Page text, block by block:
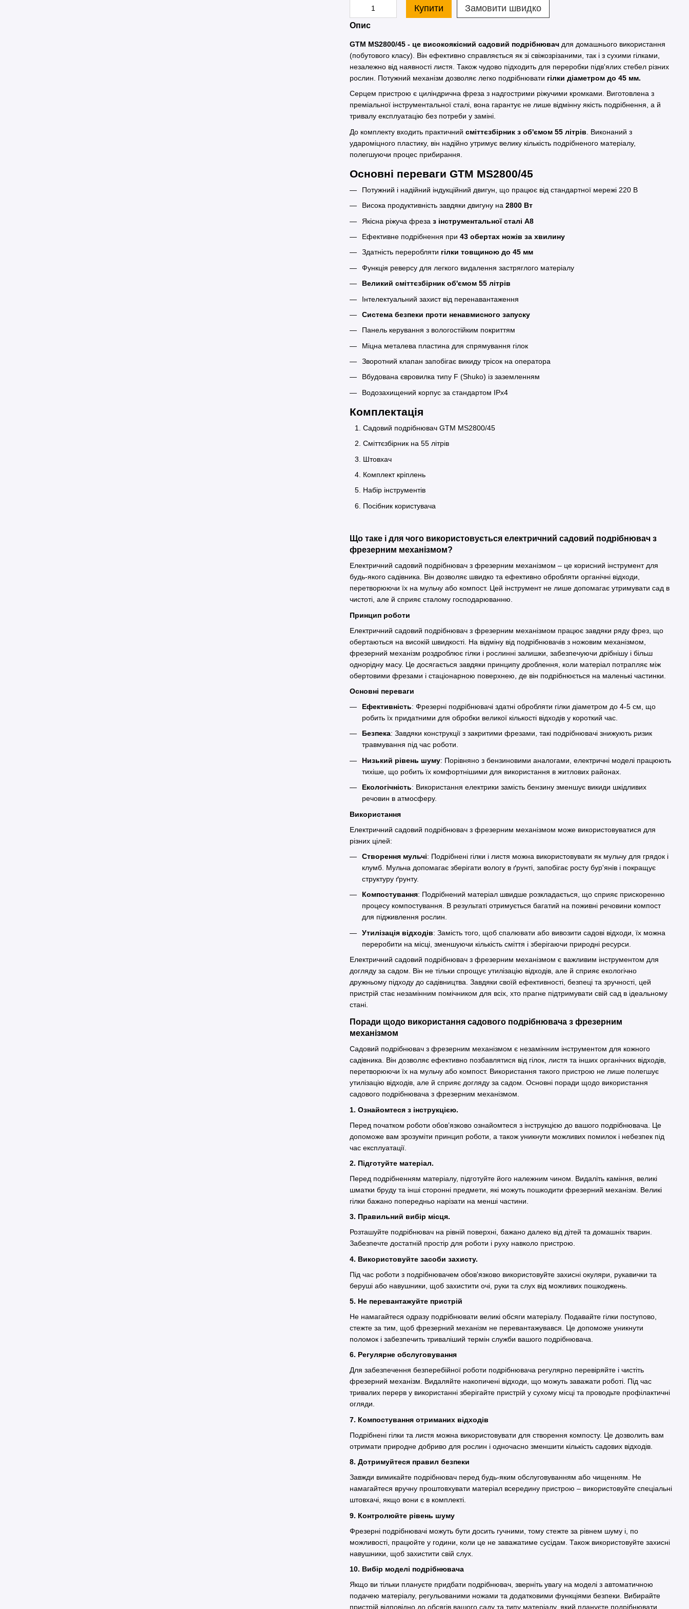
Купити Замовити швидко
Опис
GTM MS2800/45 - це високоякісний садовий подрібнювач для домашнього використання
(побутового класу). Він ефективно справляється як зі свіжозрізаними, так і з сухими гілками,
незалежно від наявності листя. Також чудово підходить для переробки підв'ялих стебел різних
рослин. Потужний механізм дозволяє легко подрібнювати гілки діаметром до 45 мм.
Серцем пристрою є циліндрична фреза з надгострими ріжучими кромками. Виготовлена з
преміальної інструментальної сталі, вона гарантує не лише відмінну якість подрібнення, а й
тривалу експлуатацію без потреби у заміні.
До комплекту входить практичний сміттєзбірник з об'ємом 55 літрів . Виконаний з
удароміцного пластику, він надійно утримує велику кількість подрібненого матеріалу,
полегшуючи процес прибирання.
Основні переваги GTM MS2800/45
Потужний і надійний індукційний двигун, що працює від стандартної мережі 220 В
Висока продуктивність завдяки двигуну на 2800 Вт
Якісна ріжуча фреза з інструментальної сталі A8
Ефективне подрібнення при 43 обертах ножів за хвилину
Здатність переробляти гілки товщиною до 45 мм
Функція реверсу для легкого видалення застряглого матеріалу
Великий сміттєзбірник об'ємом 55 літрів
Інтелектуальний захист від перенавантаження
Система безпеки проти ненавмисного запуску
Панель керування з вологостійким покриттям
Міцна металева пластина для спрямування гілок
Зворотний клапан запобігає викиду трісок на оператора
Вбудована євровилка типу F (Shuko) із заземленням
Водозахищений корпус за стандартом IPx4
Комплектація
Садовий подрібнювач GTM MS2800/45
Сміттєзбірник на 55 літрів
Штовхач
Комплект кріплень
Набір інструментів
Посібник користувача
Що таке і для чого використовується електричний садовий подрібнювач з
фрезерним механізмом?
Електричний садовий подрібнювач з фрезерним механізмом – це корисний інструмент для
будь-якого садівника. Він дозволяє швидко та ефективно обробляти органічні відходи,
перетворюючи їх на мульчу або компост. Цей інструмент не лише допомагає утримувати сад в
чистоті, але й сприяє сталому господарюванню.
Принцип роботи
Електричний садовий подрібнювач з фрезерним механізмом працює завдяки ряду фрез, що
обертаються на високій швидкості. На відміну від подрібнювачів з ножовим механізмом,
фрезерний механізм роздроблює гілки і рослинні залишки, забезпечуючи дрібнішу і більш
однорідну масу. Це досягається завдяки принципу дроблення, коли матеріал потрапляє між
обертовими фрезами і стаціонарною поверхнею, де він подрібнюється на маленькі частинки.
Основні переваги
Ефективність: Фрезерні подрібнювачі здатні обробляти гілки діаметром до 4-5 см, що
робить їх придатними для обробки великої кількості відходів у короткий час.
Безпека: Завдяки конструкції з закритими фрезами, такі подрібнювачі знижують ризик
травмування під час роботи.
Низький рівень шуму: Порівняно з бензиновими аналогами, електричні моделі працюють
тихіше, що робить їх комфортнішими для використання в житлових районах.
Екологічність: Використання електрики замість бензину зменшує викиди шкідливих
речовин в атмосферу.
Використання
Електричний садовий подрібнювач з фрезерним механізмом може використовуватися для
різних цілей:
Створення мульчі: Подрібнені гілки і листя можна використовувати як мульчу для грядок і
клумб. Мульча допомагає зберігати вологу в ґрунті, запобігає росту бур'янів і покращує
структуру ґрунту.
Компостування: Подрібнений матеріал швидше розкладається, що сприяє прискоренню
процесу компостування. В результаті отримується багатий на поживні речовини компост
для підживлення рослин.
Утилізація відходів: Замість того, щоб спалювати або вивозити садові відходи, їх можна
переробити на місці, зменшуючи кількість сміття і зберігаючи природні ресурси.
Електричний садовий подрібнювач з фрезерним механізмом є важливим інструментом для
догляду за садом. Він не тільки спрощує утилізацію відходів, але й сприяє екологічно
дружньому підходу до садівництва. Завдяки своїй ефективності, безпеці та зручності, цей
пристрій стає незамінним помічником для всіх, хто прагне підтримувати свій сад в ідеальному
стані.
Поради щодо використання садового подрібнювача з фрезерним
механізмом
Садовий подрібнювач з фрезерним механізмом є незамінним інструментом для кожного
садівника. Він дозволяє ефективно позбавлятися від гілок, листя та інших органічних відходів,
перетворюючи їх на мульчу або компост. Використання такого пристрою не лише полегшує
утилізацію відходів, але й сприяє догляду за садом. Основні поради щодо використання
садового подрібнювача з фрезерним механізмом.
1. Ознайомтеся з інструкцією.
Перед початком роботи обов’язково ознайомтеся з інструкцією до вашого подрібнювача. Це
допоможе вам зрозуміти принцип роботи, а також уникнути можливих помилок і небезпек під
час експлуатації.
2. Підготуйте матеріал.
Перед подрібненням матеріалу, підготуйте його належним чином. Видаліть каміння, великі
шматки бруду та інші сторонні предмети, які можуть пошкодити фрезерний механізм. Великі
гілки бажано попередньо нарізати на менші частини.
3. Правильний вибір місця.
Розташуйте подрібнювач на рівній поверхні, бажано далеко від дітей та домашніх тварин.
Забезпечте достатній простір для роботи і руху навколо пристрою.
4. Використовуйте засоби захисту.
Під час роботи з подрібнювачем обов'язково використовуйте захисні окуляри, рукавички та
беруші або навушники, щоб захистити очі, руки та слух від можливих пошкоджень.
5. Не перевантажуйте пристрій
Не намагайтеся одразу подрібнювати великі обсяги матеріалу. Подавайте гілки поступово,
стежте за тим, щоб фрезерний механізм не перевантажувався. Це допоможе уникнути
поломок і забезпечить триваліший термін служби вашого подрібнювача.
6. Регулярне обслуговування
Для забезпечення безперебійної роботи подрібнювача регулярно перевіряйте і чистіть
фрезерний механізм. Видаляйте накопичені відходи, що можуть заважати роботі. Під час
тривалих перерв у використанні зберігайте пристрій у сухому місці та проводьте профілактичні
огляди.
7. Компостування отриманих відходів
Подрібнені гілки та листя можна використовувати для створення компосту. Це дозволить вам
отримати природне добриво для рослин і одночасно зменшити кількість садових відходів.
8. Дотримуйтеся правил безпеки
Завжди вимикайте подрібнювач перед будь-яким обслуговуванням або чищенням. Не
намагайтеся вручну проштовхувати матеріал всередину пристрою – використовуйте спеціальні
штовхачі, якщо вони є в комплекті.
9. Контролюйте рівень шуму
Фрезерні подрібнювачі можуть бути досить гучними, тому стежте за рівнем шуму і, по
можливості, працюйте у години, коли це не заважатиме сусідам. Також використовуйте захисні
навушники, щоб захистити свій слух.
10. Вибір моделі подрібнювача
Якщо ви тільки плануєте придбати подрібнювач, зверніть увагу на моделі з автоматичною
подачею матеріалу, регульованими ножами та додатковими функціями безпеки. Вибирайте
пристрій відповідно до обсягів вашого саду та типу матеріалу, який плануєте подрібнювати.